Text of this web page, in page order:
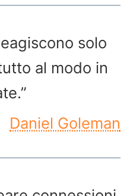
solo
al modo in
Daniel Goleman